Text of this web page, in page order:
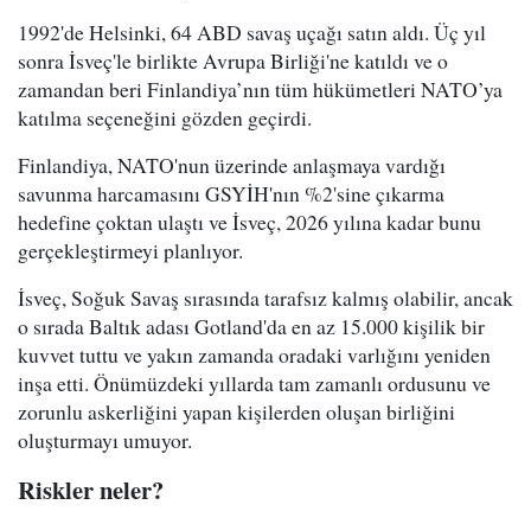
1992'de Helsinki, 64 ABD savaş uçağı satın aldı. Üç yıl
sonra İsveç'le birlikte Avrupa Birliği'ne katıldı ve o
zamandan beri Finlandiya’nın tüm hükümetleri NATO’ya
katılma seçeneğini gözden geçirdi.
Finlandiya, NATO'nun üzerinde anlaşmaya vardığı
savunma harcamasını GSYİH'nın %2'sine çıkarma
hedefine çoktan ulaştı ve İsveç, 2026 yılına kadar bunu
gerçekleştirmeyi planlıyor.
İsveç, Soğuk Savaş sırasında tarafsız kalmış olabilir, ancak
o sırada Baltık adası Gotland'da en az 15.000 kişilik bir
kuvvet tuttu ve yakın zamanda oradaki varlığını yeniden
inşa etti. Önümüzdeki yıllarda tam zamanlı ordusunu ve
zorunlu askerliğini yapan kişilerden oluşan birliğini
oluşturmayı umuyor.
Riskler neler?